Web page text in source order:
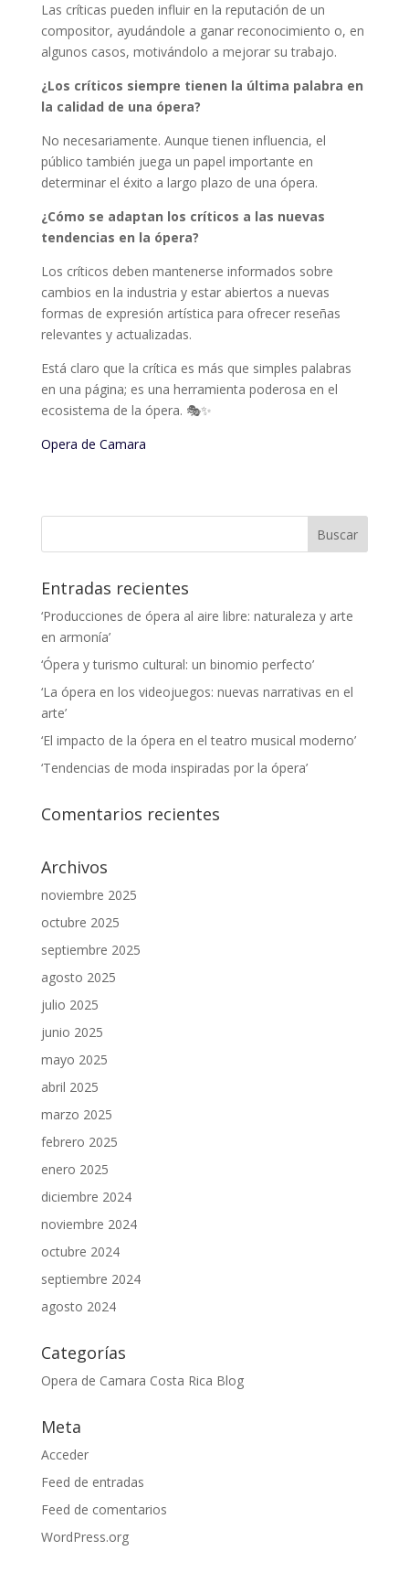
Las críticas pueden influir en la reputación de un
compositor, ayudándole a ganar reconocimiento o, en
algunos casos, motivándolo a mejorar su trabajo.
¿Los críticos siempre tienen la última palabra en
la calidad de una ópera?
No necesariamente. Aunque tienen influencia, el
público también juega un papel importante en
determinar el éxito a largo plazo de una ópera.
¿Cómo se adaptan los críticos a las nuevas
tendencias en la ópera?
Los críticos deben mantenerse informados sobre
cambios en la industria y estar abiertos a nuevas
formas de expresión artística para ofrecer reseñas
relevantes y actualizadas.
Está claro que la crítica es más que simples palabras
en una página; es una herramienta poderosa en el
ecosistema de la ópera. 🎭✨
Opera de Camara
Entradas recientes
‘Producciones de ópera al aire libre: naturaleza y arte
en armonía’
‘Ópera y turismo cultural: un binomio perfecto’
‘La ópera en los videojuegos: nuevas narrativas en el
arte’
‘El impacto de la ópera en el teatro musical moderno’
‘Tendencias de moda inspiradas por la ópera’
Comentarios recientes
Archivos
noviembre 2025
octubre 2025
septiembre 2025
agosto 2025
julio 2025
junio 2025
mayo 2025
abril 2025
marzo 2025
febrero 2025
enero 2025
diciembre 2024
noviembre 2024
octubre 2024
septiembre 2024
agosto 2024
Categorías
Opera de Camara Costa Rica Blog
Meta
Acceder
Feed de entradas
Feed de comentarios
WordPress.org